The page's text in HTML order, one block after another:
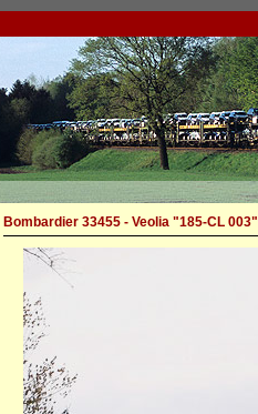
Bombardier 33455 - Veolia "185-CL 003"